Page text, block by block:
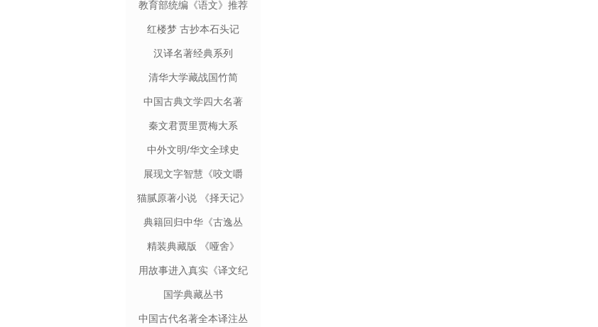
教育部统编《语文》推荐
阅读丛书
红楼梦 古抄本石头记
汉译名著经典系列
清华大学藏战国竹简
中国古典文学四大名著
秦文君贾里贾梅大系
中外文明/华文全球史
展现文字智慧《咬文嚼
字》
猫腻原著小说 《择天记》
典籍回归中华《古逸丛
精装典藏版 《哑舍》
用故事进入真实《译文纪
实》
国学典藏丛书
中国古代名著全本译注丛